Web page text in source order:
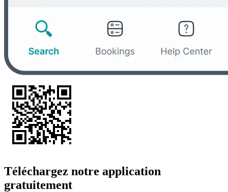
Téléchargez notre application
gratuitement